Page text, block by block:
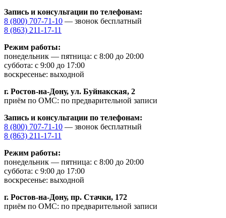
Запись и консультации по телефонам:
8 (800) 707-71-10 — звонок бесплатный
8 (863) 211-17-11
Режим работы:
понедельник — пятница: с 8:00 до 20:00
суббота: с 9:00 до 17:00
воскресенье: выходной
г. Ростов-на-Дону, ул. Буйнакская, 2
приём по ОМС: по предварительной записи
Запись и консультации по телефонам:
8 (800) 707-71-10 — звонок бесплатный
8 (863) 211-17-11
Режим работы:
понедельник — пятница: с 8:00 до 20:00
суббота: с 9:00 до 17:00
воскресенье: выходной
г. Ростов-на-Дону, пр. Стачки, 172
приём по ОМС: по предварительной записи